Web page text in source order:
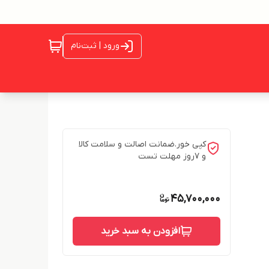
ورود | ثبت‌نام
کپی خور.ضمانت اصالت و سلامت کالا
و 7روز مهلت تست
45,700,000
افزودن به سبد خرید